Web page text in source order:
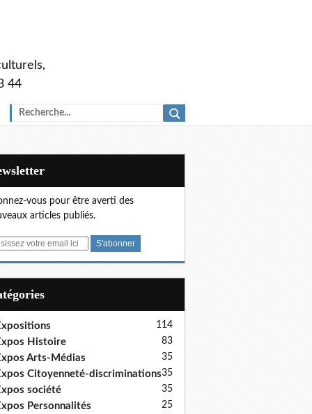
44
vous pour être averti des
articles publiés.
114
Histoire 83
Arts-Médias 35
Citoyenneté-discriminations35
société 35
Personnalités 25